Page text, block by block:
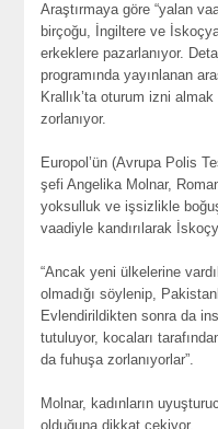
Araştırmaya göre “yalan
birçoğu, İngiltere ve
erkeklere pazarlanıyor.
programında yayınlanan
Krallık’ta oturum izni
zorlanıyor.
Europol’ün (Avrupa Polis
şefi Angelika Molnar,
yoksulluk ve işsizlikle
vaadiyle kandırılarak
“Ancak yeni ülkelerine
olmadığı söylenip,
Evlendirildikten sonra da
tutuluyor, kocaları
da fuhuşa zorlanıyorlar”.
Molnar, kadınların
olduğuna dikkat çekiyor.